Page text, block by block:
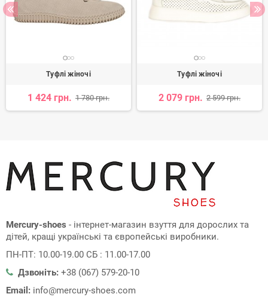
Туфлі жіночі
1 424 грн. 1 780 грн.
Туфлі жіночі
2 079 грн. 2 599 грн.
Mercury-shoes - інтернет-магазин взуття для дорослих та
дітей, кращі українські та європейські виробники.
ПН-ПТ: 10.00-19.00 СБ : 11.00-17.00
Дзвоніть: +38 (067) 579-20-10
Email: info@mercury-shoes.com